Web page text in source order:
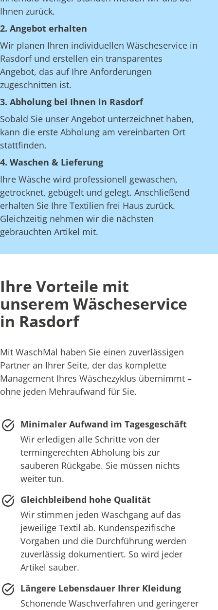
Ihnen zurück.
2. Angebot erhalten
Wir planen Ihren individuellen Wäscheservice in
Rasdorf und erstellen ein transparentes
Angebot, das auf Ihre Anforderungen
zugeschnitten ist.
3. Abholung bei Ihnen in Rasdorf
Sobald Sie unser Angebot unterzeichnet haben,
kann die erste Abholung am vereinbarten Ort
stattfinden.
4. Waschen & Lieferung
Ihre Wäsche wird professionell gewaschen,
getrocknet, gebügelt und gelegt. Anschließend
erhalten Sie Ihre Textilien frei Haus zurück.
Gleichzeitig nehmen wir die nächsten
gebrauchten Artikel mit.
Ihre Vorteile mit
unserem Wäscheservice
in Rasdorf
Mit WaschMal haben Sie einen zuverlässigen
Partner an Ihrer Seite, der das komplette
Management Ihres Wäschezyklus übernimmt –
ohne jeden Mehraufwand für Sie.
Minimaler Aufwand im Tagesgeschäft
Wir erledigen alle Schritte von der
termingerechten Abholung bis zur
sauberen Rückgabe. Sie müssen nichts
weiter tun.
Gleichbleibend hohe Qualität
Wir stimmen jeden Waschgang auf das
jeweilige Textil ab. Kundenspezifische
Vorgaben und die Durchführung werden
zuverlässig dokumentiert. So wird jeder
Artikel sauber.
Längere Lebensdauer Ihrer Kleidung
Schonende Waschverfahren und geringerer